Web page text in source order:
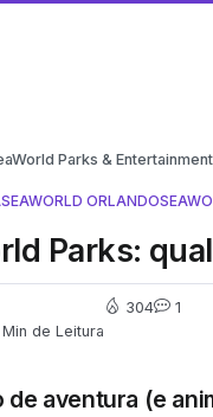
Parks & Entertainment
SEAWORLD ORLANDO
Parks:
de Leitura
304 1
de aventura (e